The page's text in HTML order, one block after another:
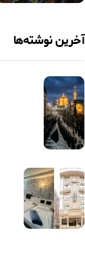
آخرین نوشته‌ها